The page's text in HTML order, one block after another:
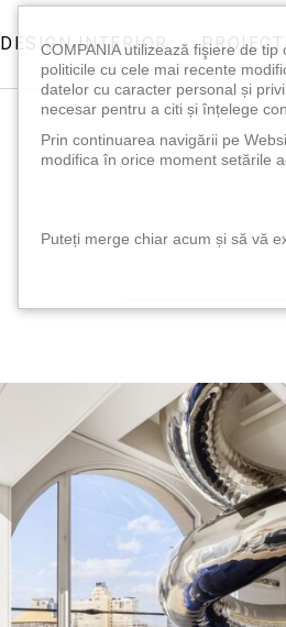
DESIGN INTERIOR
COMPANIA utilizează fişiere de
politicile cu cele mai recente
datelor cu caracter personal și
necesar pentru a citi și înțelege
Prin continuarea navigării pe
modifica în orice moment setările
Puteți merge chiar acum și să vă